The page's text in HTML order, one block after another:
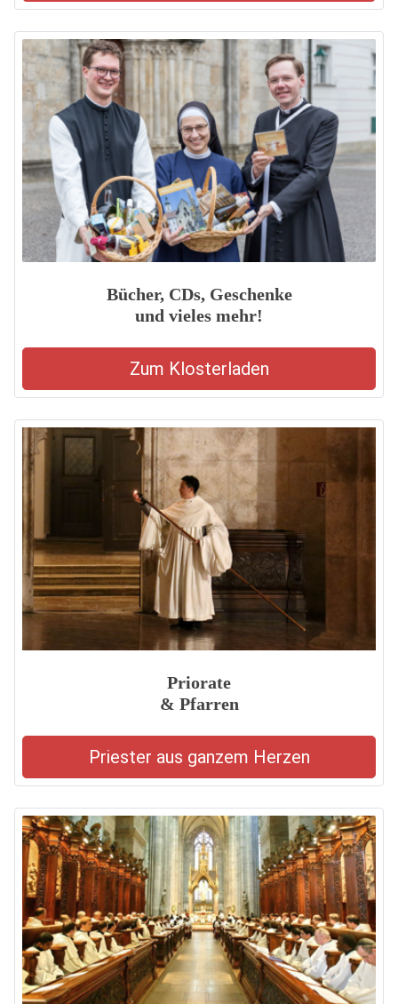
Bücher, CDs, Geschenke
und vieles mehr!
Zum Klosterladen
Priorate
& Pfarren
Priester aus ganzem Herzen